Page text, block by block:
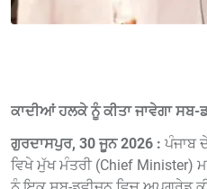
ਕਾਦੀਆਂ ਹਲਕੇ ਨੂੰ ਕੀਤਾ ਜਾਵੇਗਾ
ਗੁਰਦਾਸਪੁਰ, 30 ਜੂਨ 2026 : ਪੰਜਾਬ
ਵਿਖੇ ਮੁੱਖ ਮੰਤਰੀ (Chief